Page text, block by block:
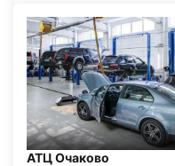
АТЦ Очаково